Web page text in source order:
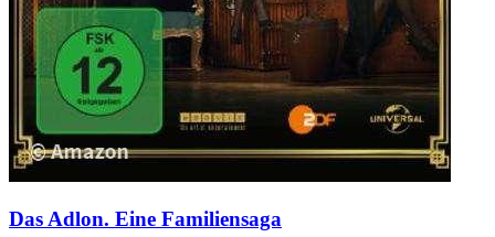
Das Adlon. Eine Familiensaga